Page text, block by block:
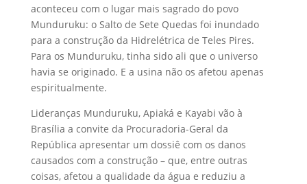
aconteceu com o lugar mais sagrado do povo
Munduruku: o Salto de Sete Quedas foi inundado
para a construção da Hidrelétrica de Teles Pires.
Para os Munduruku, tinha sido ali que o universo
havia se originado. E a usina não os afetou apenas
espiritualmente.
Lideranças Munduruku, Apiaká e Kayabi vão à
Brasília a convite da Procuradoria-Geral da
República apresentar um dossiê com os danos
causados com a construção – que, entre outras
coisas, afetou a qualidade da água e reduziu a